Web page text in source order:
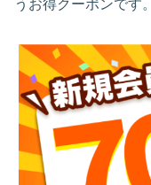
うお得クーポンです。